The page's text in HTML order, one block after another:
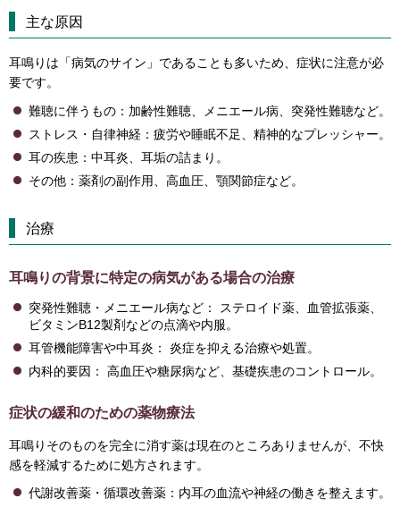
主な原因
耳鳴りは「病気のサイン」であることも多いため、症状に注意が必
要です。
難聴に伴うもの：加齢性難聴、メニエール病、突発性難聴など。
ストレス・自律神経：疲労や睡眠不足、精神的なプレッシャー。
耳の疾患：中耳炎、耳垢の詰まり。
その他：薬剤の副作用、高血圧、顎関節症など。
治療
耳鳴りの背景に特定の病気がある場合の治療
突発性難聴・メニエール病など： ステロイド薬、血管拡張薬、
ビタミンB12製剤などの点滴や内服。
耳管機能障害や中耳炎： 炎症を抑える治療や処置。
内科的要因： 高血圧や糖尿病など、基礎疾患のコントロール。
症状の緩和のための薬物療法
耳鳴りそのものを完全に消す薬は現在のところありませんが、不快
感を軽減するために処方されます。
代謝改善薬・循環改善薬：内耳の血流や神経の働きを整えます。